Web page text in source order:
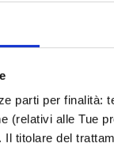
parti per finalità:
(relativi alle Tue
titolare del
Ne
Rimini ! Un
vous attend.
uniques.